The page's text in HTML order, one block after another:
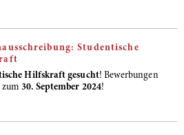
Studentische
Hilfskraft gesucht! Bewerbungen
zum 30. September 2024!